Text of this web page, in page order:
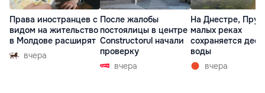
Права иностранцев с
видом на жительство
в Молдове расширят
вчера
После жалобы
постоялицы в центре
Constructorul начали
проверку
вчера
На Днестре,
малых реках
сохраняется
воды
вчера